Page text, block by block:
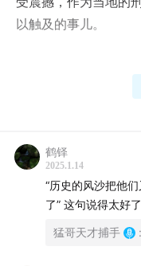
以触及的事儿。
比如未成年组队盗窃
与案件同时进展的紧张
我在想大家是不是习
订阅数高的播客几乎
鹤铎
2025.1.14
“历史的风沙把他
了” 这句说得太好了
猛哥天才捕手 :